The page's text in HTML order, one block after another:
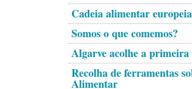
Cadeia alimentar
Somos o que comemos?
Algarve acolhe a
Recolha de ferramentas
Alimentar